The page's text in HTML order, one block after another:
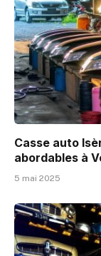
Casse auto
abordables à
5 mai 2025